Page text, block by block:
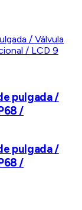
pulgada /
/
pulgada /
/